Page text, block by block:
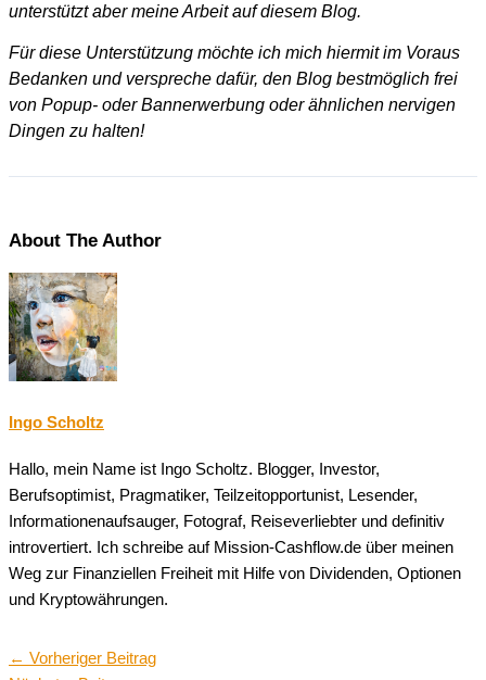
unterstützt aber meine Arbeit auf diesem Blog.
Für diese Unterstützung möchte ich mich hiermit im Voraus
Bedanken und verspreche dafür, den Blog bestmöglich frei
von Popup- oder Bannerwerbung oder ähnlichen nervigen
Dingen zu halten!
About The Author
Ingo Scholtz
Hallo, mein Name ist Ingo Scholtz. Blogger, Investor,
Berufsoptimist, Pragmatiker, Teilzeitopportunist, Lesender,
Informationenaufsauger, Fotograf, Reiseverliebter und definitiv
introvertiert. Ich schreibe auf Mission-Cashflow.de über meinen
Weg zur Finanziellen Freiheit mit Hilfe von Dividenden, Optionen
und Kryptowährungen.
← Vorheriger Beitrag